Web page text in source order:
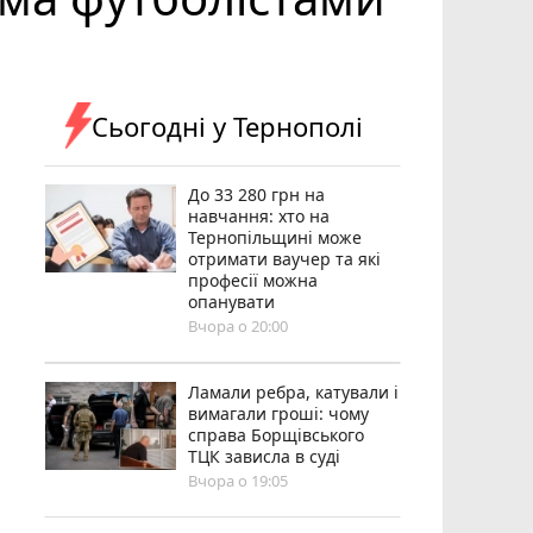
Сьогодні у Тернополі
До 33 280 грн на
навчання: хто на
Тернопільщині може
отримати ваучер та які
професії можна
опанувати
Вчора о 20:00
Ламали ребра, катували і
вимагали гроші: чому
справа Борщівського
ТЦК зависла в суді
Вчора о 19:05